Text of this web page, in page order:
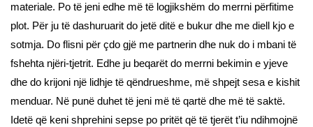
materiale. Po të jeni edhe më të logjikshëm do merrni përfitime
plot. Për ju të dashuruarit do jetë ditë e bukur dhe me diell kjo e
sotmja. Do flisni për çdo gjë me partnerin dhe nuk do i mbani të
fshehta njëri-tjetrit. Edhe ju beqarët do merrni bekimin e yjeve
dhe do krijoni një lidhje të qëndrueshme, më shpejt sesa e kishit
menduar. Në punë duhet të jeni më të qartë dhe më të saktë.
Idetë që keni shprehini sepse po pritët që të tjerët t’iu ndihmojnë